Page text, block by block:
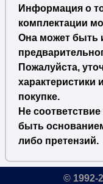
Информация о
комплектации
Она может быть
Пожалуйста,
характеристики
покупке.
Не
быть
либо претензий.
© 1992-